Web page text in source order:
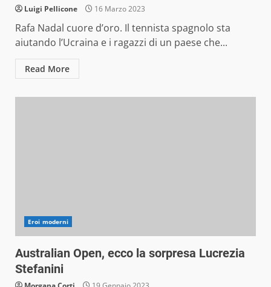
Luigi Pellicone 16 Marzo 2023
Rafa Nadal cuore d’oro. Il tennista spagnolo sta
aiutando l’Ucraina e i ragazzi di un paese che...
Read More
Eroi moderni
Australian Open, ecco la sorpresa Lucrezia
Stefanini